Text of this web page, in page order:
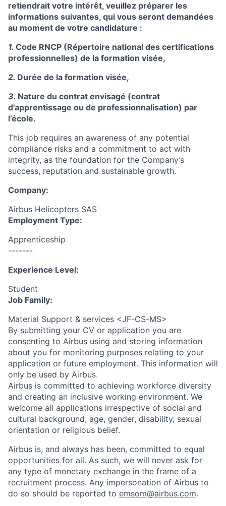
retiendrait votre intérêt, veuillez préparer les
informations suivantes, qui vous seront demandées
au moment de votre candidature :
1. Code RNCP (Répertoire national des certifications
professionnelles) de la formation visée,
2. Durée de la formation visée,
3. Nature du contrat envisagé (contrat
d'apprentissage ou de professionnalisation) par
l’école.
This job requires an awareness of any potential
compliance risks and a commitment to act with
integrity, as the foundation for the Company’s
success, reputation and sustainable growth.
Company:
Airbus Helicopters SAS
Employment Type:
Apprenticeship
-------
Experience Level:
Student
Job Family:
Material Support & services <JF-CS-MS>
By submitting your CV or application you are
consenting to Airbus using and storing information
about you for monitoring purposes relating to your
application or future employment. This information will
only be used by Airbus.
Airbus is committed to achieving workforce diversity
and creating an inclusive working environment. We
welcome all applications irrespective of social and
cultural background, age, gender, disability, sexual
orientation or religious belief.
Airbus is, and always has been, committed to equal
opportunities for all. As such, we will never ask for
any type of monetary exchange in the frame of a
recruitment process. Any impersonation of Airbus to
do so should be reported to emsom@airbus.com.